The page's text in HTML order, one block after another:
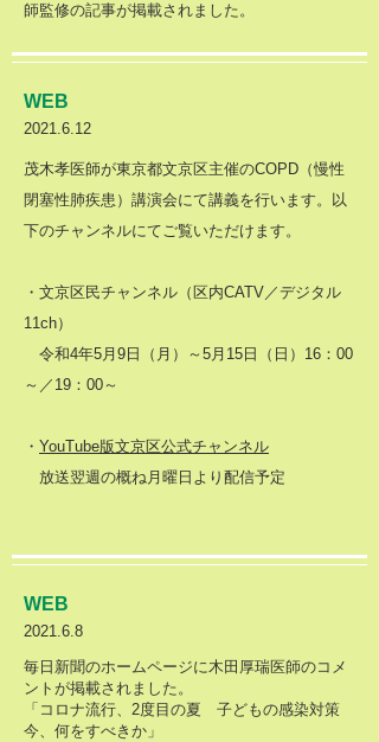
師監修の記事が掲載されました。
WEB
2021.6.12
茂木孝医師が東京都文京区主催のCOPD（慢性
閉塞性肺疾患）講演会にて講義を行います。以
下のチャンネルにてご覧いただけます。
・文京区民チャンネル（区内CATV／デジタル
11ch）
令和4年5月9日（月）～5月15日（日）16：00
～／19：00～
・ YouTube版文京区公式チャンネル
放送翌週の概ね月曜日より配信予定
WEB
2021.6.8
毎日新聞のホームページに木田厚瑞医師のコメ
ントが掲載されました。
「コロナ流行、2度目の夏 子どもの感染対策
今、何をすべきか」